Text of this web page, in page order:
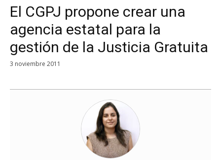
El CGPJ propone crear una
agencia estatal para la
gestión de la Justicia Gratuita
3 noviembre 2011